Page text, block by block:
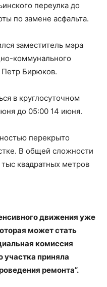
переулка до
по замене асфальта.
заместитель мэра
коммунального
Петр Бирюков.
в круглосуточном
до 05:00 14 июня.
перекрыто
В общей сложности
квадратных метров
движения уже
может стать
комиссия
участка приняла
ремонта”.